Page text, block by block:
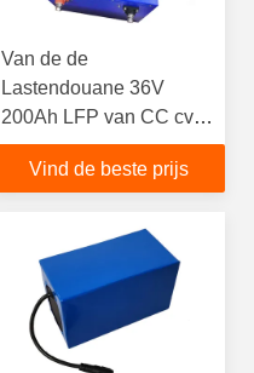
Van de de
Lastendouane 36V
200Ah LFP van CC cv
de Batterijpak
Vind de beste prijs